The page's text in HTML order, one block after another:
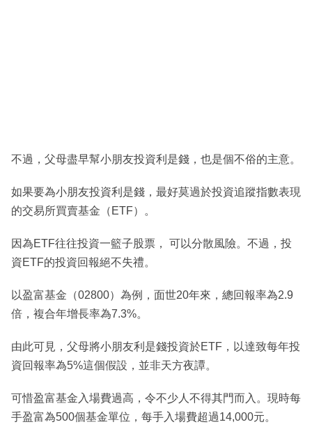
不過，父母盡早幫小朋友投資利是錢，也是個不俗的主意。
如果要為小朋友投資利是錢，最好莫過於投資追蹤指數表現
的交易所買賣基金（ETF）。
因為ETF往往投資一籃子股票， 可以分散風險。不過，投
資ETF的投資回報絕不失禮。
以盈富基金（02800）為例，面世20年來，總回報率為2.9
倍，複合年增長率為7.3%。
由此可見，父母將小朋友利是錢投資於ETF，以達致每年投
資回報率為5%這個假設，並非天方夜譚。
可惜盈富基金入場費過高，令不少人不得其門而入。現時每
手盈富為500個基金單位，每手入場費超過14,000元。